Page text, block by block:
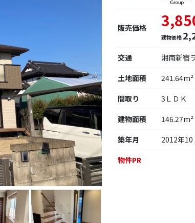
販売価格
建物価格
交通
湘南新宿
土地面積
241.64m²
間取り
3ＬＤＫ
建物面積
146.27m²
築年月
2012年10
物件PR